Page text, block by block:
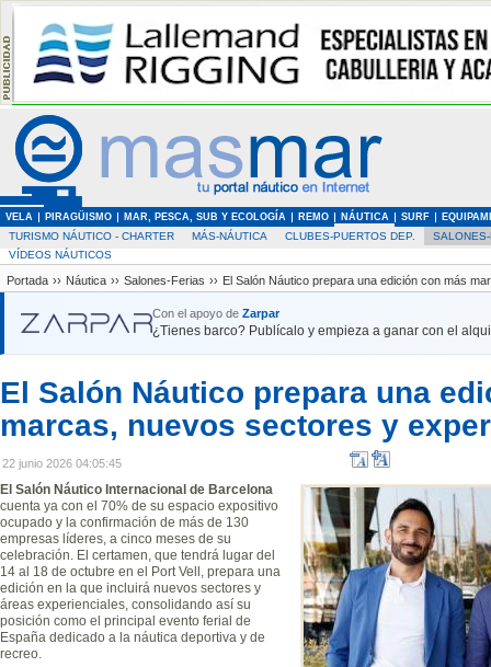
VELA PIRAGÜISMO MAR, PESCA, SUB Y ECOLOGÍA REMO NÁUTICA SURF
TURISMO NÁUTICO - CHARTER MÁS-NÁUTICA CLUBES-PUERTOS DEP.
VÍDEOS NÁUTICOS
Portada ›› Náutica ›› Salones-Ferias ›› El Salón Náutico prepara una edición con más
Con el apoyo de Zarpar
¿Tienes barco? Publícalo y empieza a ganar con el
El Salón Náutico prepara una
marcas, nuevos sectores y
22 junio 2026 04:05:45
El Salón Náutico Internacional de Barcelona
cuenta ya con el 70% de su espacio expositivo
ocupado y la confirmación de más de 130
empresas líderes, a cinco meses de su
celebración. El certamen, que tendrá lugar del
14 al 18 de octubre en el Port Vell, prepara una
edición en la que incluirá nuevos sectores y
áreas experienciales, consolidando así su
posición como el principal evento ferial de
España dedicado a la náutica deportiva y de
recreo.